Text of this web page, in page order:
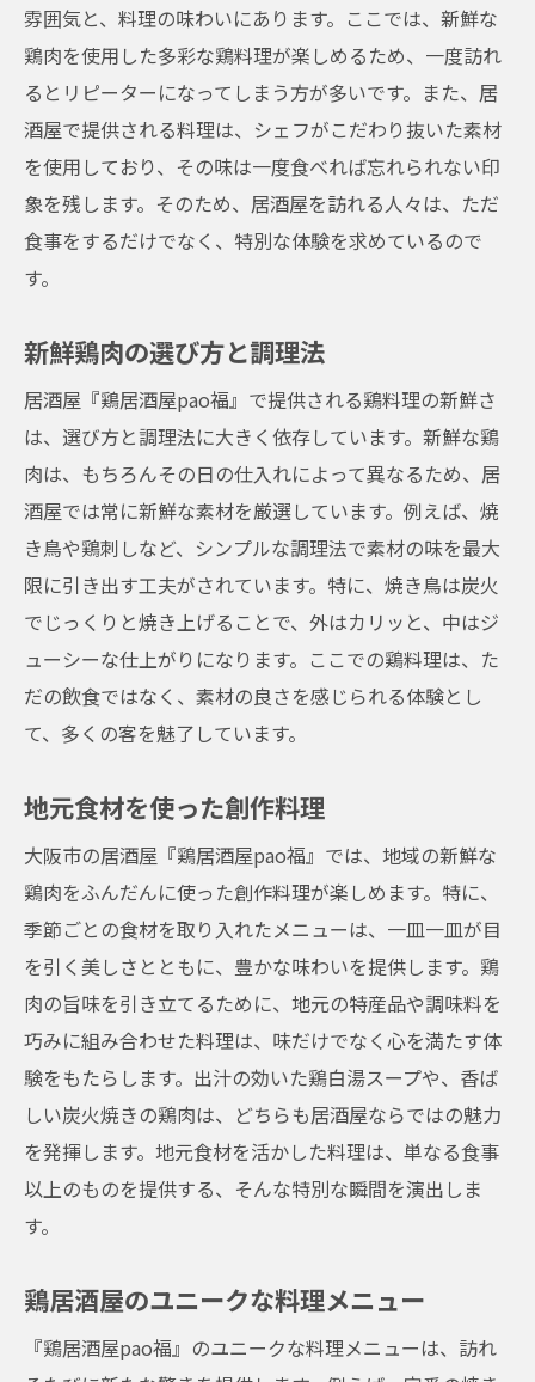
雰囲気と、料理の味わいにあります。ここでは、新鮮な
鶏肉を使用した多彩な鶏料理が楽しめるため、一度訪れ
るとリピーターになってしまう方が多いです。また、居
酒屋で提供される料理は、シェフがこだわり抜いた素材
を使用しており、その味は一度食べれば忘れられない印
象を残します。そのため、居酒屋を訪れる人々は、ただ
食事をするだけでなく、特別な体験を求めているので
す。
新鮮鶏肉の選び方と調理法
居酒屋『鶏居酒屋pao福』で提供される鶏料理の新鮮さ
は、選び方と調理法に大きく依存しています。新鮮な鶏
肉は、もちろんその日の仕入れによって異なるため、居
酒屋では常に新鮮な素材を厳選しています。例えば、焼
き鳥や鶏刺しなど、シンプルな調理法で素材の味を最大
限に引き出す工夫がされています。特に、焼き鳥は炭火
でじっくりと焼き上げることで、外はカリッと、中はジ
ューシーな仕上がりになります。ここでの鶏料理は、た
だの飲食ではなく、素材の良さを感じられる体験とし
て、多くの客を魅了しています。
地元食材を使った創作料理
大阪市の居酒屋『鶏居酒屋pao福』では、地域の新鮮な
鶏肉をふんだんに使った創作料理が楽しめます。特に、
季節ごとの食材を取り入れたメニューは、一皿一皿が目
を引く美しさとともに、豊かな味わいを提供します。鶏
肉の旨味を引き立てるために、地元の特産品や調味料を
巧みに組み合わせた料理は、味だけでなく心を満たす体
験をもたらします。出汁の効いた鶏白湯スープや、香ば
しい炭火焼きの鶏肉は、どちらも居酒屋ならではの魅力
を発揮します。地元食材を活かした料理は、単なる食事
以上のものを提供する、そんな特別な瞬間を演出しま
す。
鶏居酒屋のユニークな料理メニュー
『鶏居酒屋pao福』のユニークな料理メニューは、訪れ